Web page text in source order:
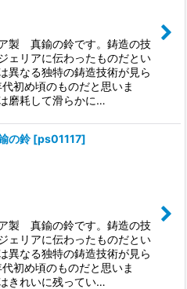
製 真鍮の鈴です。鋳造の技
ェリアに伝わったものだとい
異なる独特の鋳造技術が見ら
初め頃のものだと思いま
磨耗して滑らかに…
の鈴 [ps01117]
製 真鍮の鈴です。鋳造の技
ェリアに伝わったものだとい
異なる独特の鋳造技術が見ら
初め頃のものだと思いま
きれいに残ってい…